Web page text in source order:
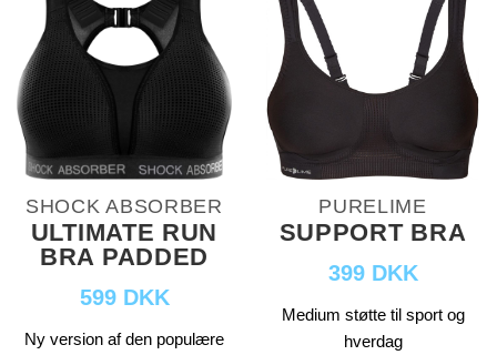
SHOCK ABSORBER
ULTIMATE RUN
BRA PADDED
599 DKK
Ny version af den populære
PURELIME
SUPPORT BRA
399 DKK
Medium støtte til sport og
hverdag